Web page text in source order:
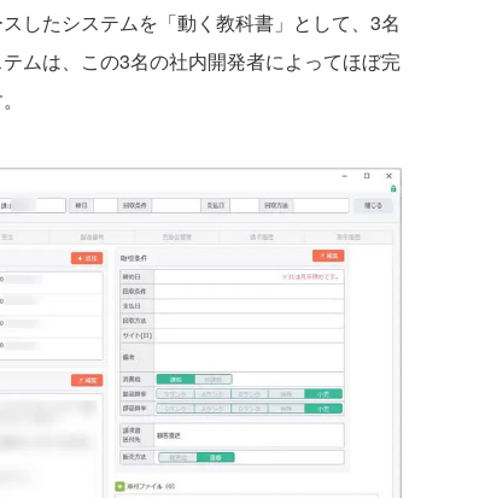
したシステムを「動く教科書」として、3名
ムは、この3名の社内開発者によってほぼ完